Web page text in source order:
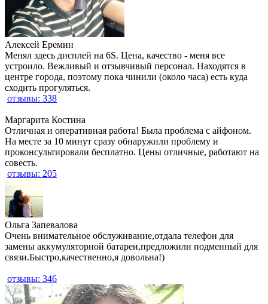
Алексей Еремин
Менял здесь дисплей на 6S. Цена, качество - меня все
устроило. Вежливый и отзывчивый персонал. Находятся в
центре города, поэтому пока чинили (около часа) есть куда
сходить прогуляться.
отзывы: 338
Маргарита Костина
Отличная и оперативная работа! Была проблема с айфоном.
На месте за 10 минут сразу обнаружили проблему и
проконсультировали бесплатно. Цены отличные, работают на
совесть.
отзывы: 205
​Ольга Запевалова
Очень внимательное обслуживание,отдала телефон для
замены аккумуляторной батареи,предложили подменный для
связи.Быстро,качественно,я довольна!)
отзывы: 346